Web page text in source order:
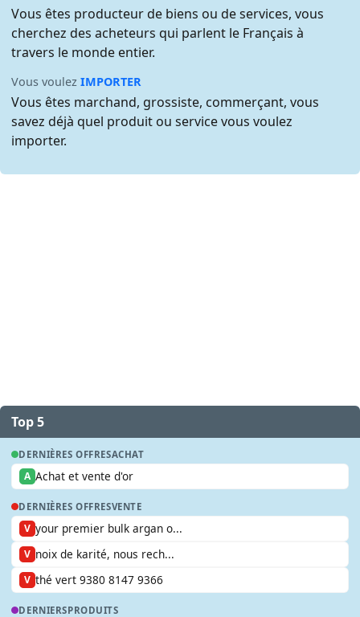
Vous êtes producteur de biens ou de services, vous
cherchez des acheteurs qui parlent le Français à
travers le monde entier.
Vous voulezIMPORTER
Vous êtes marchand, grossiste, commerçant, vous
savez déjà quel produit ou service vous voulez
importer.
Top 5
DERNIÈRES OFFRESACHAT
A Achat et vente d'or
DERNIÈRES OFFRESVENTE
V your premier bulk argan o...
V noix de karité, nous rech...
V thé vert 9380 8147 9366
DERNIERSPRODUITS